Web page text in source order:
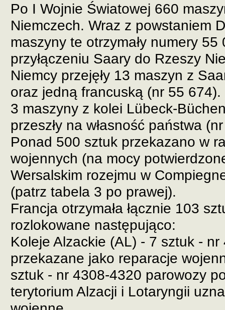
Po I Wojnie Światowej 660
Niemczech. Wraz z powstaniem
maszyny te otrzymały numery
przyłączeniu Saary do Rzeszy
Niemcy przejęły 13 maszyn z
oraz jedną francuską (nr 55
3 maszyny z kolei Lübeck-
przeszły na własność państwa
Ponad 500 sztuk przekazano w
wojennych (na mocy
Wersalskim rozejmu w
(patrz tabela 3 po prawej).
Francja otrzymała łącznie 103
rozlokowane następująco:
Koleje Alzackie (AL) - 7 sztuk -
przekazane jako reparacje
sztuk - nr 4308-4320 parowozy
terytorium Alzacji i Lotaryngii